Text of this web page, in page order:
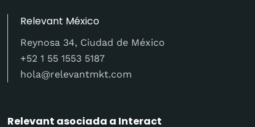
Relevant México
Reynosa 34, Ciudad de México
+52 1 55 1553 5187
hola@relevantmkt.com
Relevant asociada a Interact